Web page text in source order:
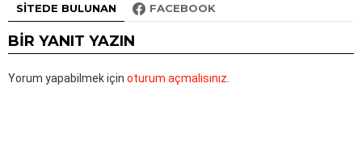
SITEDE BULUNAN FACEBOOK
BIR YANIT YAZIN
Yorum yapabilmek için oturum açmalısınız